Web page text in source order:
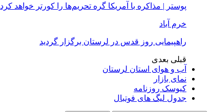
پوستر | مذاکره با آمریکا گره تحریم‌ها را کورتر خواهد کرد
خرم آباد
راهپیمایی روز قدس در لرستان برگزار گردید
قبلی بعدی
آب و هوای استان لرستان
نمای بازار
کیوسک روزنامه
جدول لیگ های فوتبال